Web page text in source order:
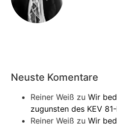
Neuste Komentare
Reiner Weiß zu Wir
zugunsten des KEV
Reiner Weiß zu Wir